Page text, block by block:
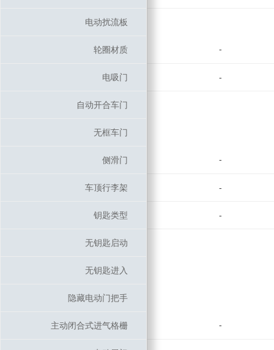
电动扰流板
轮圈材质 -
电吸门 -
自动开合车门
无框车门
侧滑门 -
车顶行李架 -
钥匙类型 -
无钥匙启动
无钥匙进入
隐藏电动门把手
主动闭合式进气格栅 -
电动扰流板
轮圈材质
电吸门
自动开合车门
无框车门
侧滑门
车顶行李架
钥匙类型
无钥匙启动
无钥匙进入
隐藏电动门把手
主动闭合式进气格栅